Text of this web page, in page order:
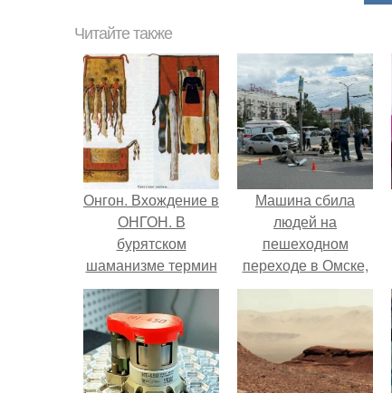
Читайте также
Онгон. Вхождение в
ОНГОН. В
бурятском
шаманизме термин
онгон означает
"Божество, дух".
Машина сбила
людей на
пешеходном
переходе в Омске,
пострадали 8
человек.